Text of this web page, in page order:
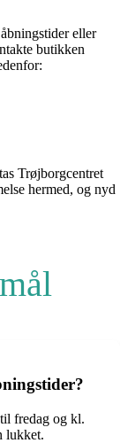
eller
butikken
Trøjborgcentret
hermed, og nyd
fredag og kl.
lukket.